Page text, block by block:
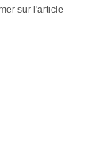
sur l'article